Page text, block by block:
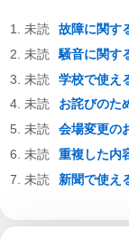
故障に関す
騒音に関す
学校で使え
お詫びのた
会場変更の
重複した内
新聞で使え